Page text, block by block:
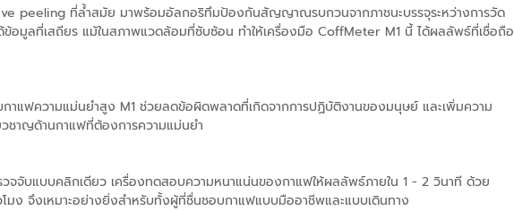
peeling ที่ล้ำสมัย มาพร้อมอัลกอริทึมป้องกันสัญญาณรบกวนจากภาชนะบรรจุระหว่างการวัด
อมูลที่เสถียร แม้ในสภาพแวดล้อมที่ซับซ้อน ทำให้เครื่องมือ CoffMeter M1 นี้ ได้ผลลัพธ์ที่เชื่อถือ
แฟความแม่นยำสูง M1 ช่วยลดข้อผิดพลาดที่เกิดจากการปฏิบัติงานของมนุษย์ และเพิ่มความ
ชาญด้านกาแฟที่ต้องการความแม่นยำ
จจับแบบคลิกเดียว เครื่องทดสอบความหนาแน่นของกาแฟให้ผลลัพธ์ภายใน 1 - 2 วินาที ด้วย
มง จึงเหมาะอย่างยิ่งสำหรับทั้งผู้ที่ชื่นชอบกาแฟแบบมืออาชีพและแบบเดินทาง